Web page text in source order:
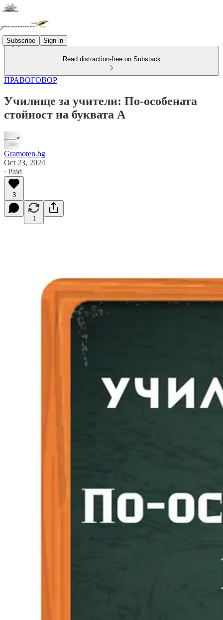
Subscribe Sign in
Read distraction-free on Substack
ПРАВОГОВОР
Училище за учители: По-особената
стойност на буквата А
Gramoten.bg
Oct 23, 2024
∙ Paid
3
1